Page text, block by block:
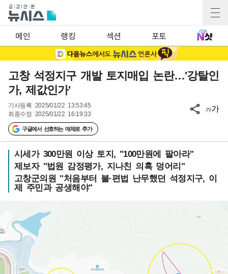
메인 랭킹 섹션 포토
고창 석정지구 개발 토지매입 논란…'강탈인
가, 제값인가'
기사등록 2025/01/22 13:53:45
최종수정 2025/01/22 16:19:33
구글에서 선호하는 매체로 추가
가가
시세가 300만원 이상 토지, "100만원에 팔아라"
제보자 "법원 감정평가, 지나친 의혹 덩어리"
고창군의원 "처음부터 불·편법 난무했던 석정지구, 이
제 주민과 공생해야"